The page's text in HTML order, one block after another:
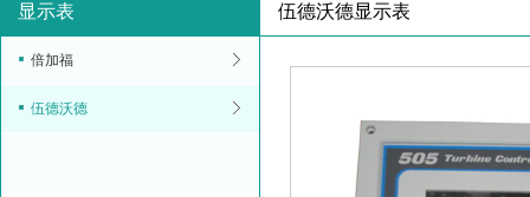
显示表
倍加福
伍德沃德
伍德沃德显示表